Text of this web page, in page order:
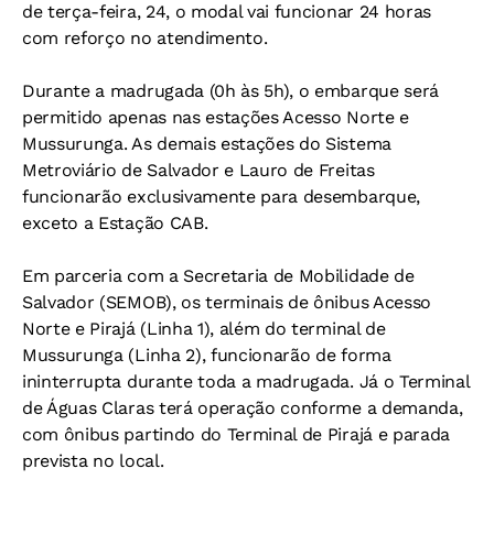
de terça-feira, 24, o modal vai funcionar 24 horas
com reforço no atendimento.
Durante a madrugada (0h às 5h), o embarque será
permitido apenas nas estações Acesso Norte e
Mussurunga. As demais estações do Sistema
Metroviário de Salvador e Lauro de Freitas
funcionarão exclusivamente para desembarque,
exceto a Estação CAB.
Em parceria com a Secretaria de Mobilidade de
Salvador (SEMOB), os terminais de ônibus Acesso
Norte e Pirajá (Linha 1), além do terminal de
Mussurunga (Linha 2), funcionarão de forma
ininterrupta durante toda a madrugada. Já o Terminal
de Águas Claras terá operação conforme a demanda,
com ônibus partindo do Terminal de Pirajá e parada
prevista no local.